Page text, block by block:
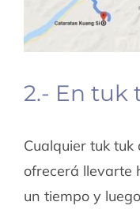
2.- En tuk
Cualquier tuk
ofrecerá llevarte
un tiempo y